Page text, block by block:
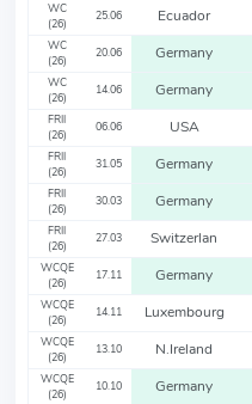
WC
(26)
25.06 Ecuador
WC
(26)
20.06 Germany
WC
(26)
14.06 Germany
FRII
(26)
06.06 USA
FRII
(26)
31.05 Germany
FRII
(26)
30.03 Germany
FRII
(26)
27.03 Switzerlan
WCQE
(26)
17.11 Germany
WCQE
(26)
14.11 Luxembourg
WCQE
(26)
13.10 N.Ireland
WCQE
(26)
10.10 Germany